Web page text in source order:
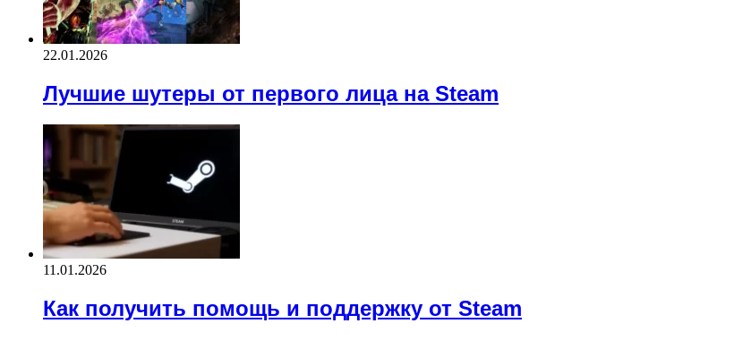
22.01.2026
Лучшие шутеры от первого лица на Steam
11.01.2026
Как получить помощь и поддержку от Steam